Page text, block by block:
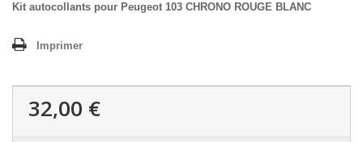
Kit autocollants pour Peugeot 103 CHRONO ROUGE BLANC
Imprimer
32,00 €